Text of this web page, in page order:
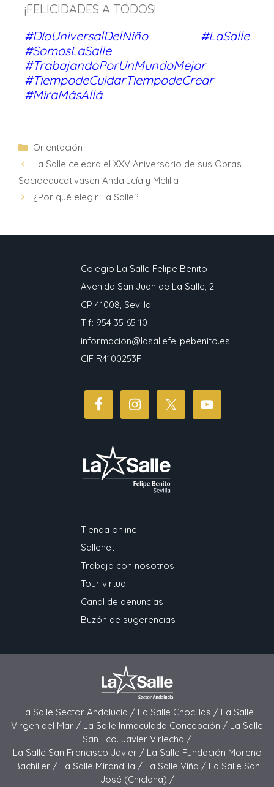
¡FELICIDADES A TODOS!
#DíaUniversalDelNiño #LaSalle
#SomosLaSalle
#TrabajandoPorUnMundoMejor
#TiempodeCuidarTiempodeCrear
#MiraMásAllá
Orientación
La Salle celebra el XXV Aniversario de sus Obras
Socioeducativasen Andalucía y Melilla
¿Por qué elegir La Salle?
Colegio La Salle Felipe Benito
Avenida San Juan de La Salle, 2
CP 41008, Sevilla
Tlf: 954 35 65 10
informacion@lasallefelipebenito.es
CIF R4100253F
Tienda online
Sallenet
Trabaja con nosotros
Tour virtual
Canal de denuncias
Buzón de sugerencias
La Salle Sector Andalucía / La Salle Chocillas / La Salle
Virgen del Mar / La Salle Inmaculada Concepción / La Salle
San Fco. Javier Virlecha /
La Salle San Francisco Javier / La Salle Fundación Moreno
Bachiller / La Salle Mirandilla / La Salle Viña / La Salle San
José (Chiclana) /